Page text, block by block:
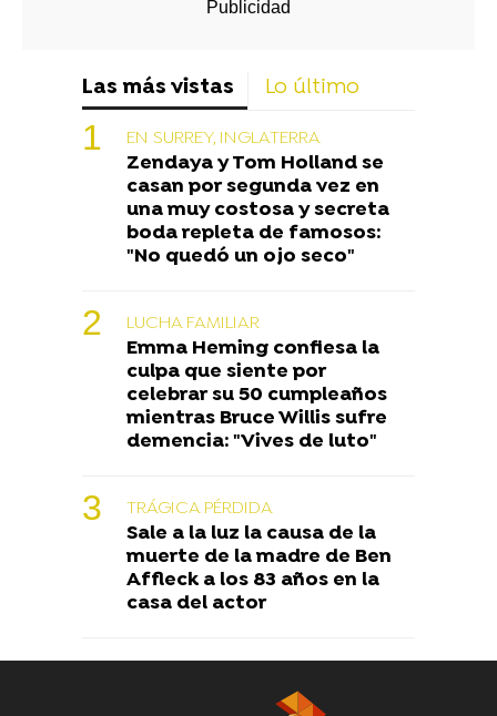
Las más vistas Lo último
EN SURREY, INGLATERRA
Zendaya y Tom Holland se
casan por segunda vez en
una muy costosa y secreta
boda repleta de famosos:
"No quedó un ojo seco"
LUCHA FAMILIAR
Emma Heming confiesa la
culpa que siente por
celebrar su 50 cumpleaños
mientras Bruce Willis sufre
demencia: "Vives de luto"
TRÁGICA PÉRDIDA
Sale a la luz la causa de la
muerte de la madre de Ben
Affleck a los 83 años en la
casa del actor